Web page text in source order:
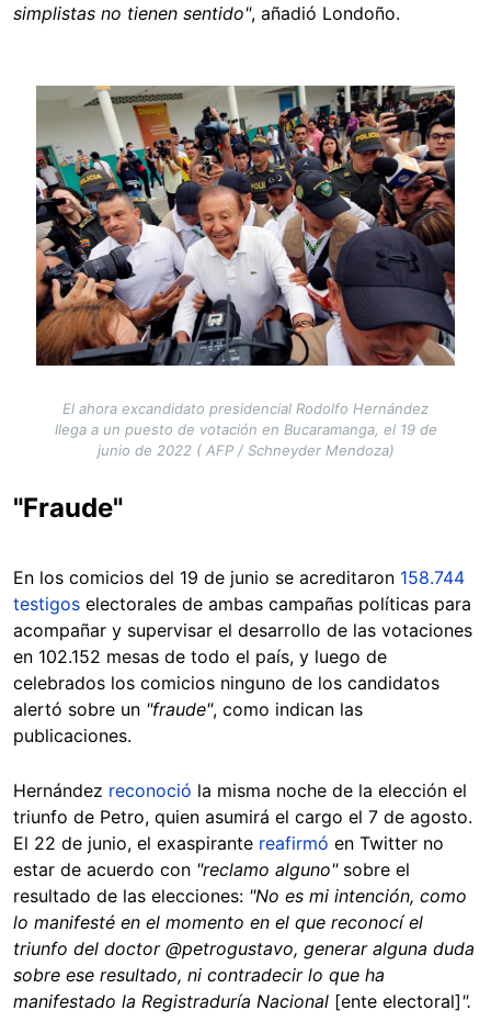
simplistas no tienen sentido", añadió Londoño.
Image
El ahora excandidato presidencial Rodolfo Hernández
llega a un puesto de votación en Bucaramanga, el 19 de
junio de 2022 ( AFP / Schneyder Mendoza)
"Fraude"
En los comicios del 19 de junio se acreditaron 158.744
testigos electorales de ambas campañas políticas para
acompañar y supervisar el desarrollo de las votaciones
en 102.152 mesas de todo el país, y luego de
celebrados los comicios ninguno de los candidatos
alertó sobre un "fraude", como indican las
publicaciones.
Hernández reconoció la misma noche de la elección el
triunfo de Petro, quien asumirá el cargo el 7 de agosto.
El 22 de junio, el exaspirante reafirmó en Twitter no
estar de acuerdo con "reclamo alguno" sobre el
resultado de las elecciones: "No es mi intención, como
lo manifesté en el momento en el que reconocí el
triunfo del doctor @petrogustavo, generar alguna duda
sobre ese resultado, ni contradecir lo que ha
manifestado la Registraduría Nacional [ente electoral]".